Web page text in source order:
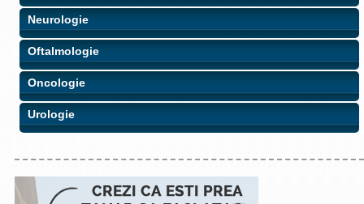
Neurologie
Oftalmologie
Oncologie
Urologie